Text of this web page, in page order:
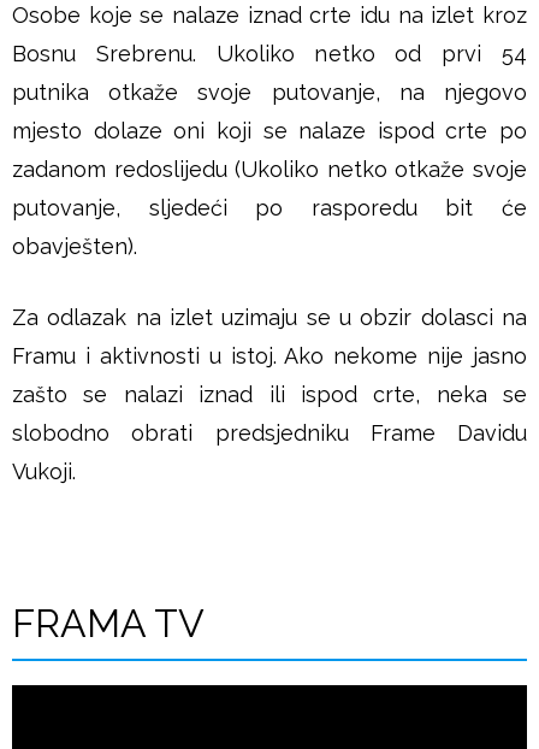
Osobe koje se nalaze iznad crte idu na izlet kroz
Bosnu Srebrenu. Ukoliko netko od prvi 54
putnika otkaže svoje putovanje, na njegovo
mjesto dolaze oni koji se nalaze ispod crte po
zadanom redoslijedu (Ukoliko netko otkaže svoje
putovanje, sljedeći po rasporedu bit će
obavješten).
Za odlazak na izlet uzimaju se u obzir dolasci na
Framu i aktivnosti u istoj. Ako nekome nije jasno
zašto se nalazi iznad ili ispod crte, neka se
slobodno obrati predsjedniku Frame Davidu
Vukoji.
FRAMA TV